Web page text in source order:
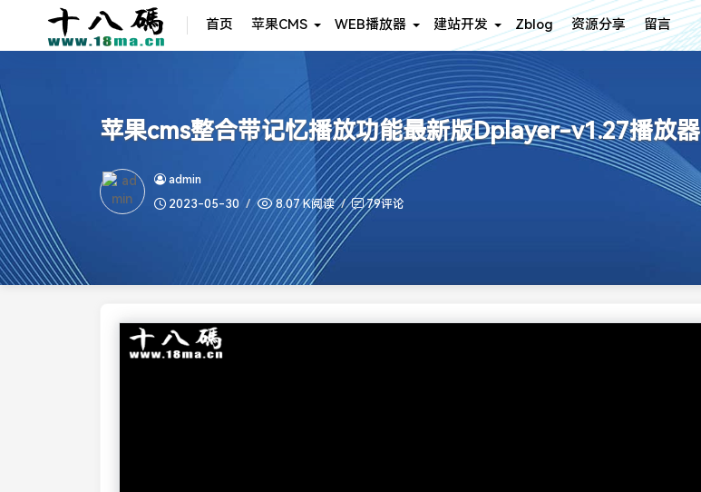
首页 苹果CMS WEB播放器 建站开发 Zblog 资源分享 留言
苹果cms整合带记忆播放功能最新版Dplayer-v1.27播放器
admin
2023-05-30
8.07 K阅读 79评论